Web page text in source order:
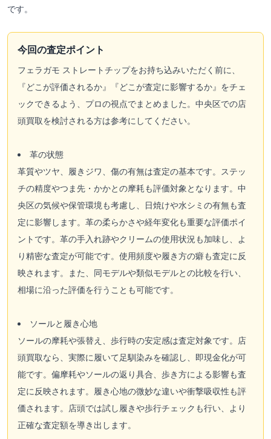
です。
今回の査定ポイント
フェラガモ ストレートチップをお持ち込みいただく前に、
『どこが評価されるか』『どこが査定に影響するか』をチェ
ックできるよう、プロの視点でまとめました。中央区での店
頭買取を検討される方は参考にしてください。
革の状態
革質やツヤ、履きジワ、傷の有無は査定の基本です。ステッ
チの精度やつま先・かかとの摩耗も評価対象となります。中
央区の気候や保管環境も考慮し、日焼けや水シミの有無も査
定に影響します。革の柔らかさや経年変化も重要な評価ポイ
ントです。革の手入れ跡やクリームの使用状況も加味し、よ
り精密な査定が可能です。使用頻度や履き方の癖も査定に反
映されます。また、同モデルや類似モデルとの比較を行い、
相場に沿った評価を行うことも可能です。
ソールと履き心地
ソールの摩耗や張替え、歩行時の安定感は査定対象です。店
頭買取なら、実際に履いて足馴染みを確認し、即現金化が可
能です。偏摩耗やソールの返り具合、歩き方による影響も査
定に反映されます。履き心地の微妙な違いや衝撃吸収性も評
価されます。店頭では試し履きや歩行チェックも行い、より
正確な査定額を導き出します。